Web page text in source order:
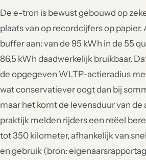
De e-tron is bewust gebouwd op
plaats van op recordcijfers op
buffer aan: van de 95 kWh in de 55
86,5 kWh daadwerkelijk bruikbaar.
de opgegeven WLTP-actieradius
wat conservatiever oogt dan bij
maar het komt de levensduur van de
praktijk melden rijders een reëel
tot 350 kilometer, afhankelijk van
en gebruik (bron: